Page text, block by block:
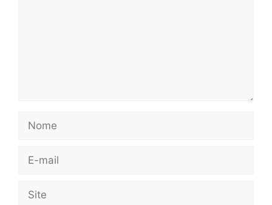
Nome
Site